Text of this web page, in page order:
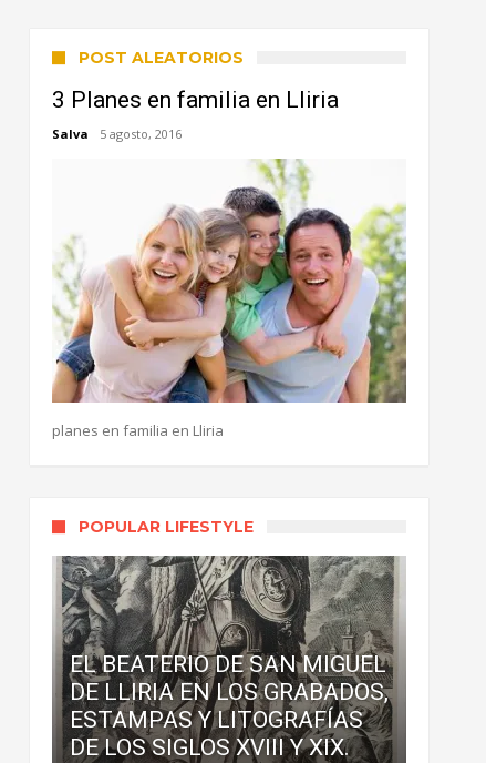
POST ALEATORIOS
3 Planes en familia en Lliria
Salva 5 agosto, 2016
planes en familia en Lliria
POPULAR LIFESTYLE
EL BEATERIO DE SAN MIGUEL
DE LLIRIA EN LOS GRABADOS,
ESTAMPAS Y LITOGRAFÍAS
DE LOS SIGLOS XVIII Y XIX.